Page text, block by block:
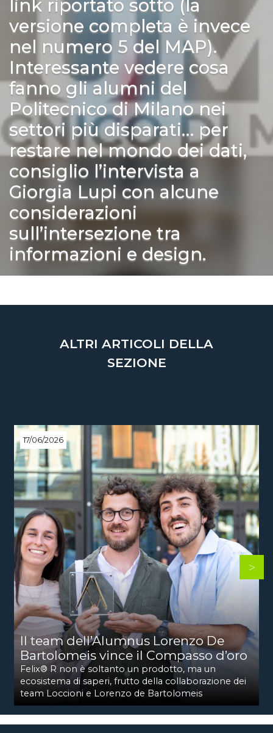
link riportato sotto (la
versione completa è invece
nel numero 5 del MAP).
Interessante vedere cosa
fanno gli alumni del
Politecnico di Milano nei
settori più disparati… per
restare nel mondo dei dati,
consiglio l’intervista a
Giorgia Lupi con alcune
considerazioni
sull’intersezione tra
informazioni e design.
ALTRI ARTICOLI DELLA
SEZIONE
Il team dell’Alumnus Lorenzo De
Bartolomeis vince il Compasso d’oro
Felix® R non è soltanto un prodotto, ma un
ecosistema di saperi, frutto della collaborazione dei
team Loccioni e Lorenzo de Bartolomeis
17/06/2026